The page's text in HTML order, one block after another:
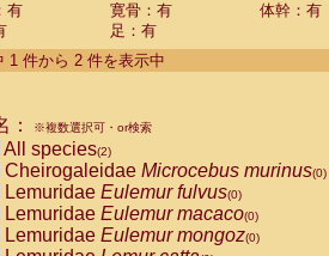
Cebidae Saimiri sciureus
Atelidae Alouatta caraya
AtelidaeAlouatta fusca
AtelidaeAlouatta seniculus
AtelidaeAteles belzebuth
AtelidaeAteles geoffroyi
AtelidaeAteles paniscus(0)
AtelidaeAtelesspp. (0)
AtelidaeLagothrix lagothricha
AtelidaeLagothrix lagothricha cana
PitheciidaeCacajao calvus
有
寛骨：有
体幹：有
足：有
1 件から 2 件を表示中
： ※複数選択可・or検索
All species(2)
Cheirogaleidae Microcebus murinus(0)
Lemuridae Eulemur fulvus(0)
Lemuridae Eulemur macaco(0)
Lemuridae Eulemur mongoz(0)